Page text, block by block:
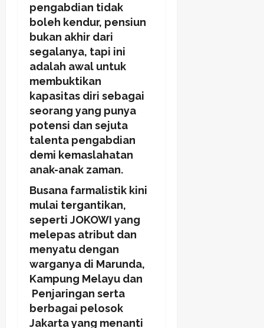
pengabdian tidak
boleh kendur, pensiun
bukan akhir dari
segalanya, tapi ini
adalah awal untuk
membuktikan
kapasitas diri sebagai
seorang yang punya
potensi dan sejuta
talenta pengabdian
demi kemaslahatan
anak-anak zaman.
Busana farmalistik kini
mulai tergantikan,
seperti JOKOWI yang
melepas atribut dan
menyatu dengan
warganya di Marunda,
Kampung Melayu dan
Penjaringan serta
berbagai pelosok
Jakarta yang menanti